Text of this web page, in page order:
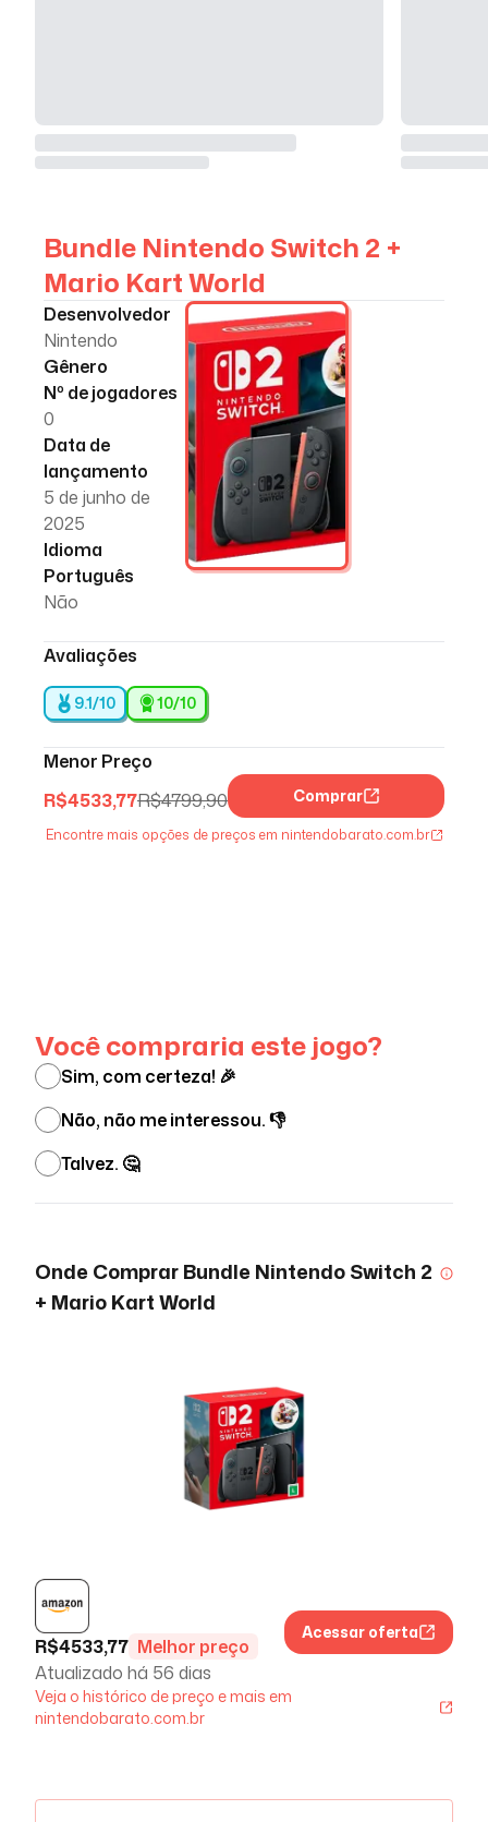
Bundle Nintendo Switch 2 +
Mario Kart World
Desenvolvedor
Nintendo
Gênero
Nº de jogadores
0
Data de
lançamento
5 de junho de
2025
Idioma
Português
Não
Avaliações
9.1/10 10/10
Menor Preço
R$4533,77R$4799,90 Comprar
Encontre mais opções de preços em nintendobarato.com.br
Você compraria este jogo?
Sim, com certeza! 🎉
Não, não me interessou. 👎
Talvez. 🤔
Onde ComprarBundle Nintendo Switch 2
+ Mario Kart World
R$4533,77 Melhor preço
Atualizado há 56 dias
Acessar oferta
Veja o histórico de preço e mais em
nintendobarato.com.br